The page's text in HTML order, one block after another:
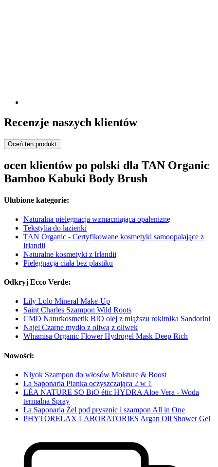
Recenzje naszych klientów
Oceń ten produkt
ocen klientów po polski dla TAN Organic
Bamboo Kabuki Body Brush
Ulubione kategorie:
Naturalna pielęgnacja wzmacniająca opaleniznę
Tekstylia do łazienki
TAN Organic - Certyfikowane kosmetyki samoopalające z
Irlandii
Naturalne kosmetyki z Irlandii
Pielęgnacja ciała bez plastiku
Odkryj Ecco Verde:
Lily Lolo Mineral Make-Up
Saint Charles Szampon Wild Roots
CMD Naturkosmetik BIO olej z miąższu rokitnika Sandorini
Najel Czarne mydło z oliwą z oliwek
Whamisa Organic Flower Hydrogel Mask Deep Rich
Nowości:
Niyok Szampon do włosów Moisture & Boost
La Saponaria Pianka oczyszczająca 2 w 1
LÉA NATURE SO BiO étic HYDRA Aloe Vera - Woda
termalna Spray
La Saponaria Żel pod prysznic i szampon All in One
PHYTORELAX LABORATORIES Argan Oil Shower Gel